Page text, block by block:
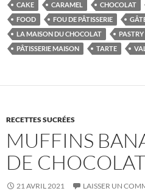
CAKE CARAMEL CHOCOLAT
FOOD
FOU DE PÂTISSERIE
LA MAISON DU CHOCOLAT
PASTRY
PÂTISSERIE MAISON
TARTE
RECETTES SUCRÉES
MUFFINS
DE CHOCOLAT
21 AVRIL 2021 LAISSER UN